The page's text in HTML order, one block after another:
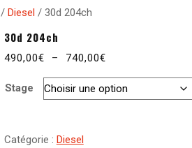
/ Diesel / 30d 204ch
30d 204ch
490,00€ – 740,00€Plage
prix :
490,00€
Stage
Catégorie : Diesel